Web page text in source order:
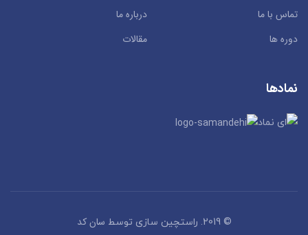
تماس با ما
درباره ما
دوره ها
مقالات
نمادها
© 2019. راستچین سازی توسط سان کد